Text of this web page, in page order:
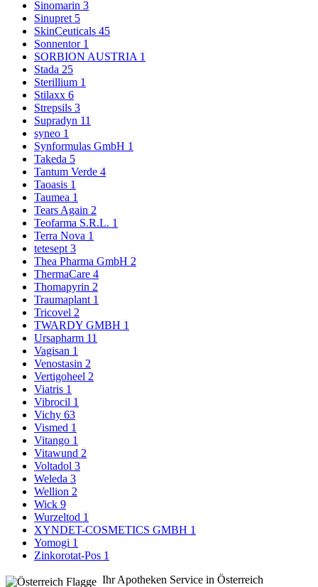
Sinomarin 3
Sinupret 5
SkinCeuticals 45
Sonnentor 1
SORBION AUSTRIA 1
Stada 25
Sterillium 1
Stilaxx 6
Strepsils 3
Supradyn 11
syneo 1
Synformulas GmbH 1
Takeda 5
Tantum Verde 4
Taoasis 1
Taumea 1
Tears Again 2
Teofarma S.R.L. 1
Terra Nova 1
tetesept 3
Thea Pharma GmbH 2
ThermaCare 4
Thomapyrin 2
Traumaplant 1
Tricovel 2
TWARDY GMBH 1
Ursapharm 11
Vagisan 1
Venostasin 2
Vertigoheel 2
Viatris 1
Vibrocil 1
Vichy 63
Vismed 1
Vitango 1
Vitawund 2
Voltadol 3
Weleda 3
Wellion 2
Wick 9
Wurzeltod 1
XYNDET-COSMETICS GMBH 1
Yomogi 1
Zinkorotat-Pos 1
Ihr Apotheken Service in Österreich